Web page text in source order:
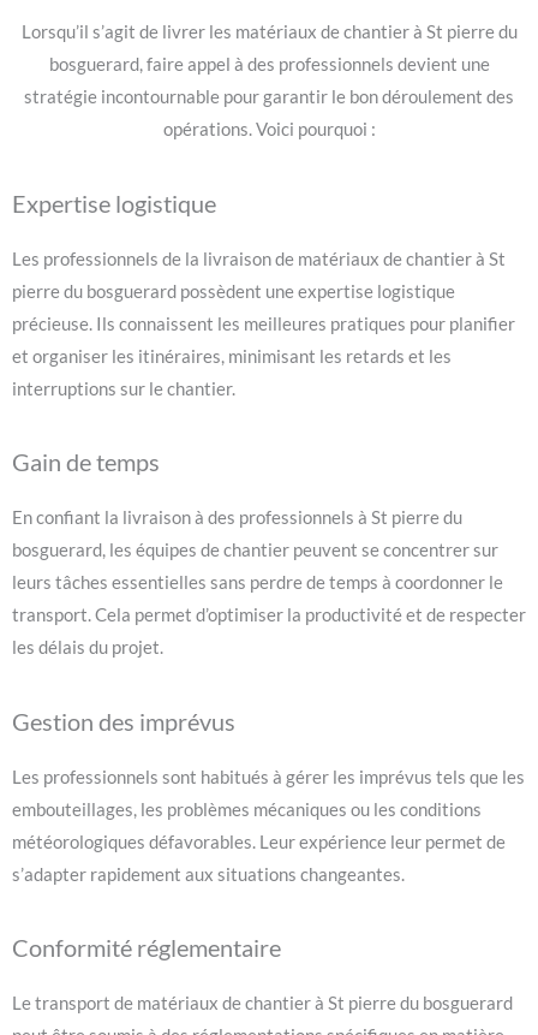
Lorsqu’il s’agit de livrer les matériaux de chantier à St pierre du
bosguerard, faire appel à des professionnels devient une
stratégie incontournable pour garantir le bon déroulement des
opérations. Voici pourquoi :
Expertise logistique
Les professionnels de la livraison de matériaux de chantier à St
pierre du bosguerard possèdent une expertise logistique
précieuse. Ils connaissent les meilleures pratiques pour planifier
et organiser les itinéraires, minimisant les retards et les
interruptions sur le chantier.
Gain de temps
En confiant la livraison à des professionnels à St pierre du
bosguerard, les équipes de chantier peuvent se concentrer sur
leurs tâches essentielles sans perdre de temps à coordonner le
transport. Cela permet d’optimiser la productivité et de respecter
les délais du projet.
Gestion des imprévus
Les professionnels sont habitués à gérer les imprévus tels que les
embouteillages, les problèmes mécaniques ou les conditions
météorologiques défavorables. Leur expérience leur permet de
s’adapter rapidement aux situations changeantes.
Conformité réglementaire
Le transport de matériaux de chantier à St pierre du bosguerard